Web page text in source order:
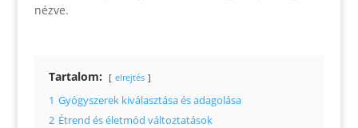
nézve.
Tartalom: elrejtés
1 Gyógyszerek kiválasztása és adagolása
2 Étrend és életmód változtatások